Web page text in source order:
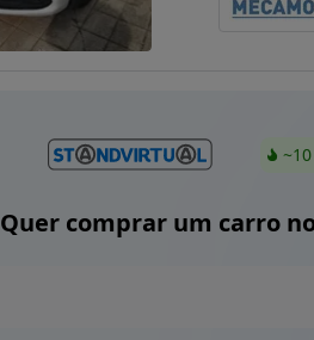
Quer comprar um carro